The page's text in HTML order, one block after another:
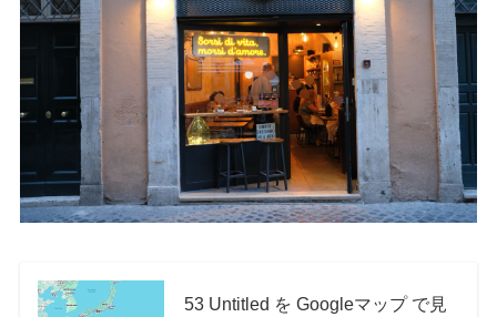
53 Untitled を Googleマップ で見